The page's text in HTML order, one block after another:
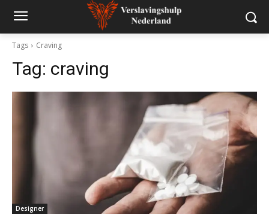
Tags Craving
Tag: craving
Designer